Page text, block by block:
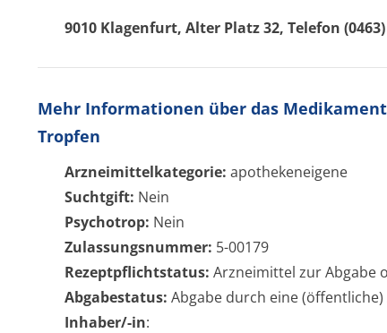
9010 Klagenfurt, Alter Platz 32, Telefon (0463)
Mehr Informationen über das
Tropfen
Arzneimittelkategorie: apothekeneigene
Suchtgift: Nein
Psychotrop: Nein
Zulassungsnummer: 5-00179
Rezeptpflichtstatus: Arzneimittel zur Abgabe
Abgabestatus: Abgabe durch eine
Inhaber/-in: